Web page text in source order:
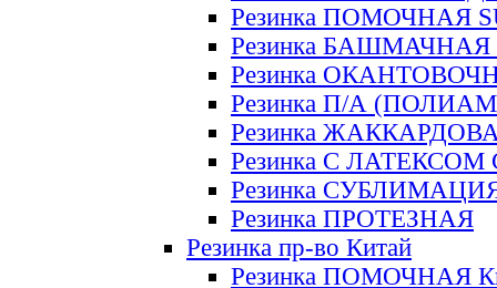
Резинка ПОМОЧНАЯ
Резинка БАШМАЧНАЯ
Резинка
Резинка П/А
Резинка
Резинка С ЛАТЕКСОМ
Резинка
Резинка ПРОТЕЗНАЯ
Резинка пр-во Китай
Резинка ПОМОЧНАЯ